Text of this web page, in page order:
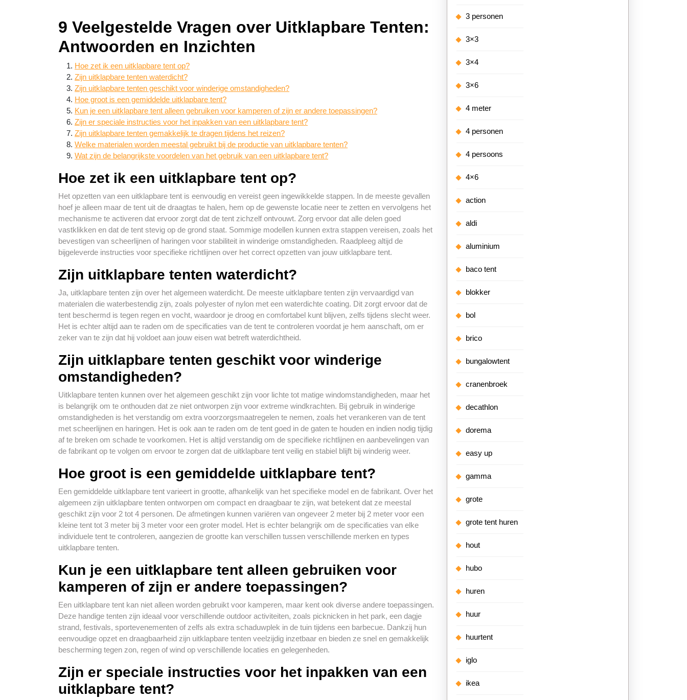
9 Veelgestelde Vragen over Uitklapbare Tenten:
Antwoorden en Inzichten
Hoe zet ik een uitklapbare tent op?
Zijn uitklapbare tenten waterdicht?
Zijn uitklapbare tenten geschikt voor winderige omstandigheden?
Hoe groot is een gemiddelde uitklapbare tent?
Kun je een uitklapbare tent alleen gebruiken voor kamperen of zijn er andere toepassingen?
Zijn er speciale instructies voor het inpakken van een uitklapbare tent?
Zijn uitklapbare tenten gemakkelijk te dragen tijdens het reizen?
Welke materialen worden meestal gebruikt bij de productie van uitklapbare tenten?
Wat zijn de belangrijkste voordelen van het gebruik van een uitklapbare tent?
Hoe zet ik een uitklapbare tent op?
Het opzetten van een uitklapbare tent is eenvoudig en vereist geen ingewikkelde stappen. In de meeste gevallen
hoef je alleen maar de tent uit de draagtas te halen, hem op de gewenste locatie neer te zetten en vervolgens het
mechanisme te activeren dat ervoor zorgt dat de tent zichzelf ontvouwt. Zorg ervoor dat alle delen goed
vastklikken en dat de tent stevig op de grond staat. Sommige modellen kunnen extra stappen vereisen, zoals het
bevestigen van scheerlijnen of haringen voor stabiliteit in winderige omstandigheden. Raadpleeg altijd de
bijgeleverde instructies voor specifieke richtlijnen over het correct opzetten van jouw uitklapbare tent.
Zijn uitklapbare tenten waterdicht?
Ja, uitklapbare tenten zijn over het algemeen waterdicht. De meeste uitklapbare tenten zijn vervaardigd van
materialen die waterbestendig zijn, zoals polyester of nylon met een waterdichte coating. Dit zorgt ervoor dat de
tent beschermd is tegen regen en vocht, waardoor je droog en comfortabel kunt blijven, zelfs tijdens slecht weer.
Het is echter altijd aan te raden om de specificaties van de tent te controleren voordat je hem aanschaft, om er
zeker van te zijn dat hij voldoet aan jouw eisen wat betreft waterdichtheid.
Zijn uitklapbare tenten geschikt voor winderige
omstandigheden?
Uitklapbare tenten kunnen over het algemeen geschikt zijn voor lichte tot matige windomstandigheden, maar het
is belangrijk om te onthouden dat ze niet ontworpen zijn voor extreme windkrachten. Bij gebruik in winderige
omstandigheden is het verstandig om extra voorzorgsmaatregelen te nemen, zoals het verankeren van de tent
met scheerlijnen en haringen. Het is ook aan te raden om de tent goed in de gaten te houden en indien nodig tijdig
af te breken om schade te voorkomen. Het is altijd verstandig om de specifieke richtlijnen en aanbevelingen van
de fabrikant op te volgen om ervoor te zorgen dat de uitklapbare tent veilig en stabiel blijft bij winderig weer.
Hoe groot is een gemiddelde uitklapbare tent?
Een gemiddelde uitklapbare tent varieert in grootte, afhankelijk van het specifieke model en de fabrikant. Over het
algemeen zijn uitklapbare tenten ontworpen om compact en draagbaar te zijn, wat betekent dat ze meestal
geschikt zijn voor 2 tot 4 personen. De afmetingen kunnen variëren van ongeveer 2 meter bij 2 meter voor een
kleine tent tot 3 meter bij 3 meter voor een groter model. Het is echter belangrijk om de specificaties van elke
individuele tent te controleren, aangezien de grootte kan verschillen tussen verschillende merken en types
uitklapbare tenten.
Kun je een uitklapbare tent alleen gebruiken voor
kamperen of zijn er andere toepassingen?
Een uitklapbare tent kan niet alleen worden gebruikt voor kamperen, maar kent ook diverse andere toepassingen.
Deze handige tenten zijn ideaal voor verschillende outdoor activiteiten, zoals picknicken in het park, een dagje
strand, festivals, sportevenementen of zelfs als extra schaduwplek in de tuin tijdens een barbecue. Dankzij hun
eenvoudige opzet en draagbaarheid zijn uitklapbare tenten veelzijdig inzetbaar en bieden ze snel en gemakkelijk
bescherming tegen zon, regen of wind op verschillende locaties en gelegenheden.
Zijn er speciale instructies voor het inpakken van een
uitklapbare tent?
3 personen
3×3
3×4
3×6
4 meter
4 personen
4 persoons
4×6
action
aldi
aluminium
baco tent
blokker
bol
brico
bungalowtent
cranenbroek
decathlon
dorema
easy up
gamma
grote
grote tent huren
hout
hubo
huren
huur
huurtent
iglo
ikea